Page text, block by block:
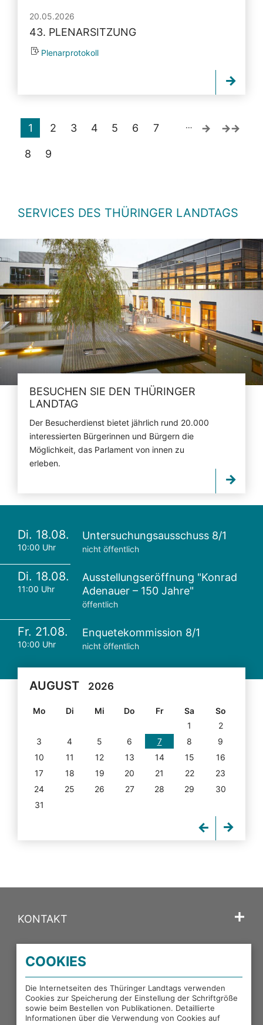
20.05.2026
43. PLENARSITZUNG
Plenarprotokoll
1 2 3 4 5 6 7
8 9
…
SERVICES DES THÜRINGER LANDTAGS
BESUCHEN SIE DEN THÜRINGER
LANDTAG
Der Besucherdienst bietet jährlich rund 20.000
interessierten Bürgerinnen und Bürgern die
Möglichkeit, das Parlament von innen zu
erleben.
Di. 18.08.
10:00 Uhr
Untersuchungsausschuss 8/1
nicht öffentlich
Di. 18.08.
11:00 Uhr
Ausstellungseröffnung "Konrad
Adenauer – 150 Jahre"
öffentlich
Fr. 21.08.
10:00 Uhr
Enquetekommission 8/1
nicht öffentlich
AUGUST 2026
Mo Di Mi Do Fr Sa
So
1
2
3
4 5 6 7 8
9
10
11 12 13 14 15
16
17
18 19 20 21 22
23
24
25 26 27 28 29
30
31
KONTAKT
PORTALE DES THÜRINGER LANDTAGS
EXTERNE LINKS
COOKIES
Die Internetseiten des Thüringer Landtags verwenden
Cookies zur Speicherung der Einstellung der Schriftgröße
sowie beim Bestellen von Publikationen. Detaillierte
Informationen über die Verwendung von Cookies auf